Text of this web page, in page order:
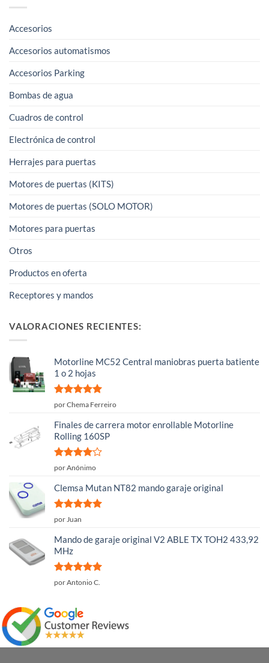
Accesorios
Accesorios automatismos
Accesorios Parking
Bombas de agua
Cuadros de control
Electrónica de control
Herrajes para puertas
Motores de puertas (KITS)
Motores de puertas (SOLO MOTOR)
Motores para puertas
Otros
Productos en oferta
Receptores y mandos
VALORACIONES RECIENTES:
Motorline MC52 Central maniobras puerta batiente
1 o 2 hojas
Valorado
por Chema Ferreiro
Finales de carrera motor enrollable Motorline
Rolling 160SP
Valorado
5
por Anónimo
Clemsa Mutan NT82 mando garaje original
Valorado
por Juan
Mando de garaje original V2 ABLE TX TOH2 433,92
MHz
Valorado
por Antonio C.